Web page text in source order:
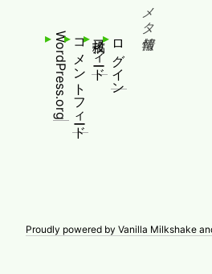
メタ情報
ログイン
投稿フィード
コメントフィード
WordPress.org
Proudly powered by Vanilla Milkshake